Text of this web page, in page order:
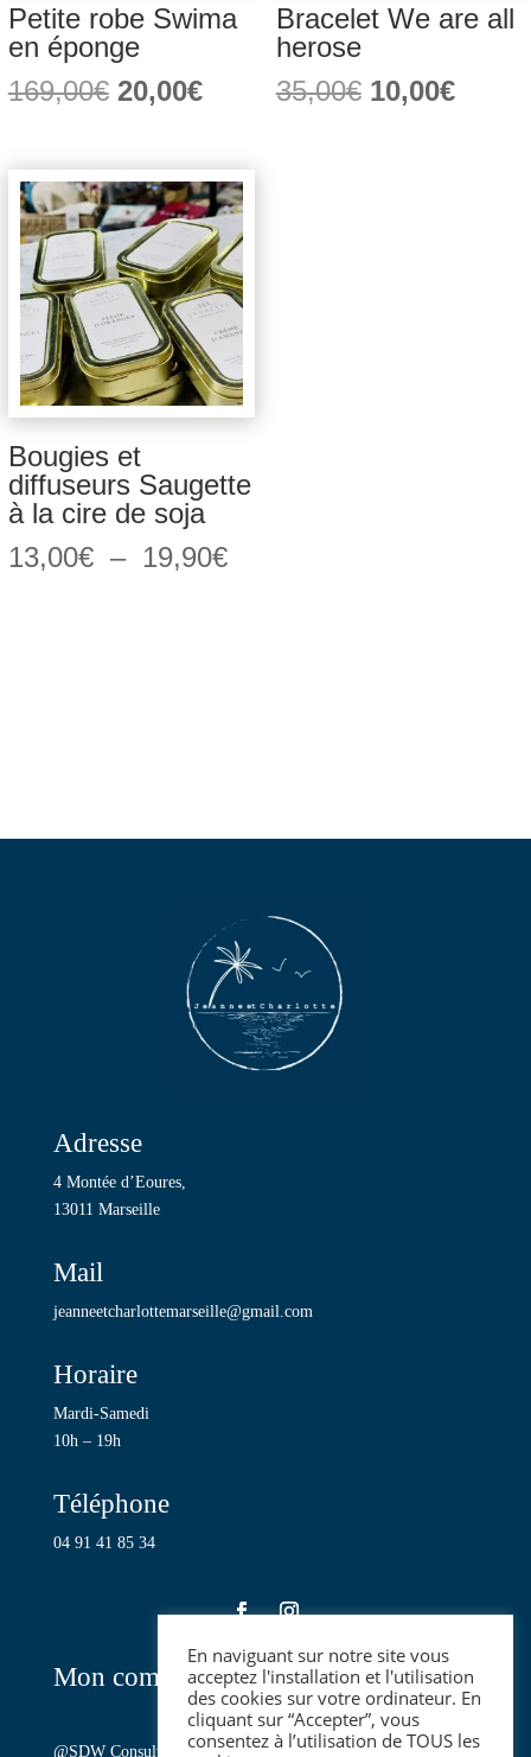
Petite robe Swima
en éponge
169,00€ Le
était :
169,00€.
20,00€Le
est :
20,00€.
Bracelet We are all
herose
35,00€ Le
10,00€Le
Bougies et
diffuseurs Saugette
à la cire de soja
13,00€ – 19,90€Plage
Adresse
4 Montée d’Eoures,
13011 Marseille
Mail
jeanneetcharlottemarseille@gmail.com
Horaire
Mardi-Samedi
10h – 19h
Téléphone
04 91 41 85 34
Mon compte
@SDW Consulting , copyright Jeanne et Charlotte – Mentions
En naviguant sur notre site vous
acceptez l'installation et l'utilisation
des cookies sur votre ordinateur. En
cliquant sur “Accepter”, vous
consentez à l’utilisation de TOUS les